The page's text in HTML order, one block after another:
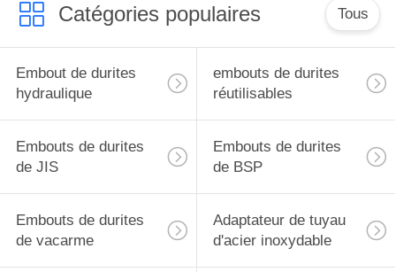
Catégories populaires Tous
Embout de durites
hydraulique
embouts de durites
réutilisables
Embouts de durites
de JIS
Embouts de durites
de BSP
Embouts de durites
de vacarme
Adaptateur de tuyau
d'acier inoxydable